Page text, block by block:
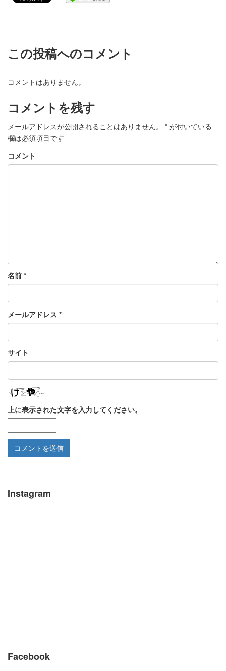
この投稿へのコメント
コメントはありません。
コメントを残す
メールアドレスが公開されることはありません。 * が付いている
欄は必須項目です
コメント
名前 *
メールアドレス *
サイト
上に表示された文字を入力してください。
Instagram
Facebook